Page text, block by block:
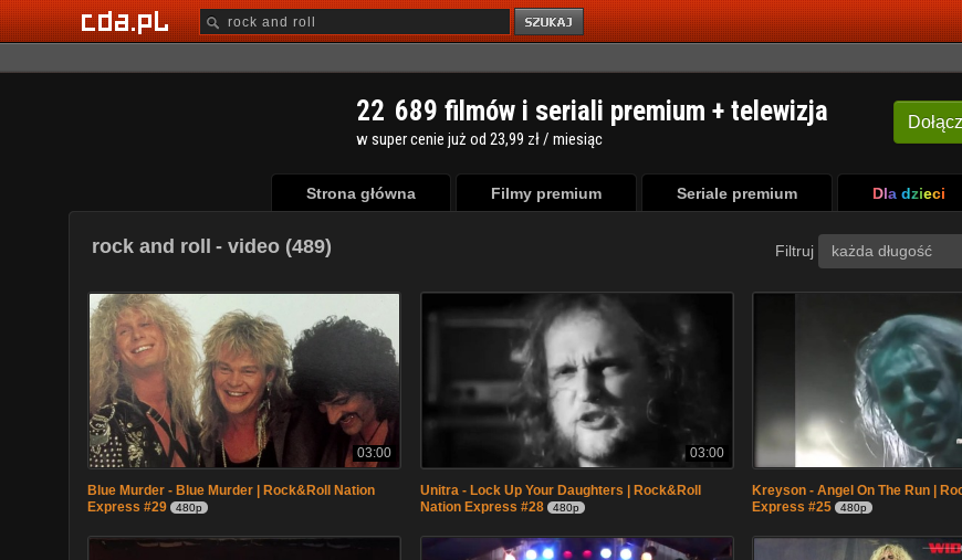
Dołącz
22 689 filmów i seriali premium + telewizja
w super cenie już od 23,99 zł / miesiąc
Strona główna Filmy premium Seriale premium Dla dzieci
rock and roll - video (489) Filtruj każda długość
03:00
Blue Murder - Blue Murder | Rock&Roll Nation
Express #29
480p
03:00
Unitra - Lock Up Your Daughters | Rock&Roll
Nation Express #28
480p
Kreyson - Angel On The Run |
Express #25
480p